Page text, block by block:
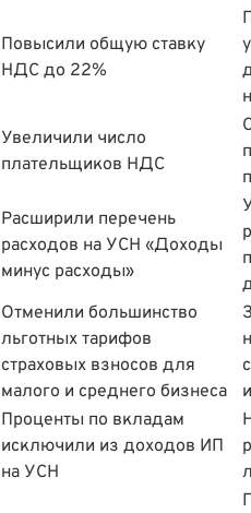
Повысили общую ставку
НДС до 22%
Увеличили число
плательщиков НДС
Расширили перечень
расходов на УСН «Доходы
минус расходы»
Отменили большинство
льготных тарифов
страховых взносов для
малого и среднего бизнеса
Проценты по вкладам
исключили из доходов ИП
на УСН